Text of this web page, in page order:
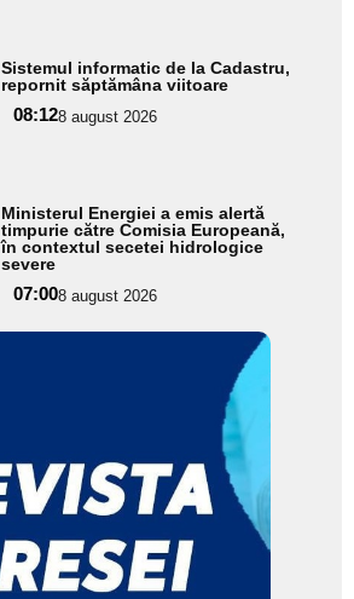
Sistemul informatic de la Cadastru,
repornit săptămâna viitoare
08:128 august 2026
Ministerul Energiei a emis alertă
timpurie către Comisia Europeană,
în contextul secetei hidrologice
severe
07:008 august 2026